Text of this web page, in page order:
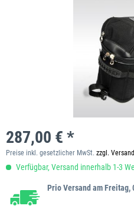
287,00 € *
Preise inkl. gesetzlicher MwSt. zzgl.
Verfügbar, Versand innerhalb 1-3
Prio Versand am Freitag,